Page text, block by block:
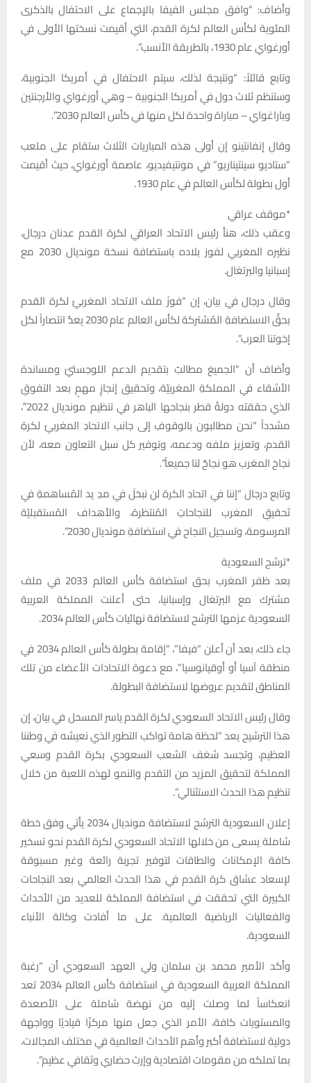
وأضاف: “وافق مجلس الفيفا بالإجماع على الاحتفال بالذكرى
المئوية لكأس العالم لكرة القدم، التي أقيمت نسختها الأولى في
أورغواي عام 1930، بالطريقة الأنسب”.
وتابع قائلاً: “ونتيجة لذلك، سيتم الاحتفال في أمريكا الجنوبية،
وستنظم ثلاث دول في أمريكا الجنوبية – وهي أورغواي والأرجنتين
وباراغواي – مباراة واحدة لكل منها في كأس العالم 2030”.
وقال إنفانتينو إن أولى هذه المباريات الثلاث ستقام على ملعب
“ستاديو سينتيناريو” في مونتيفيديو، عاصمة أورغواي، حيث أقيمت
أول بطولة لكأس العالم في عام 1930.
*موقف عراقي
وعقب ذلك، هنأ رئيس الاتحاد العراقي لكرة القدم عدنان درجال،
نظيره المغربي لفوز بلاده باستضافة نسخة مونديال 2030 مع
إسبانيا والبرتغال.
وقال درجال في بيان، إن “فوزَ ملف الاتحاد المغربيّ لكرة القدم
بحقِّ الاستضافةِ المُشتركة ل‍كأس العالم عام 2030 يعدُّ انتصاراً لكل
إخوتنا العرب”.
وأضاف أن “الجميعَ مطالبٌ بتقديم الدعم اللوجستيّ ومساندة
الأشقاء في المملكةِ المغربيّة، وتحقيق إنجازٍ مهمٍ بعد التفوقِ
الذي حققته دولةُ قطر بنجاحها الباهر في تنظيم مونديال 2022″،
مشدداً “نحن مطالبون بالوقوفِ إلى جانب الاتحادِ المغربيّ لكرةِ
القدم، وتعزيز ملفه ودعمه، وتوفير كل سبل التعاون معه، لأن
نجاحَ المغرب هو نجاحٌ لنا جميعاً”.
وتابع درجال “إننا في اتحادِ الكرة لن نبخلَ في مدِ يد المُساهمةِ في
تَحقيقِ المغرب للنجاحاتِ المُنتظرة، والأهداف المُستقبليّة
المرسومة، وتسجيل النجاح في استضافةِ مونديال 2030”.
*ترشح السعودية
بعد ظفر المغرب بحق استضافة كأس العالم 2033 في ملف
مشترك مع البرتغال وإسبانيا، حتى أعلنت المملكة العربية
السعودية عزمها الترشح لاستضافة نهائيات كأس العالم 2034.
جاء ذلك، بعد أن أعلن “فيفا”، “إقامة بطولة كأس العالم 2034 في
منطقة آسيا أو أوقيانوسيا”، مع دعوة الاتحادات الأعضاء من تلك
المناطق لتقديم عروضها لاستضافة البطولة.
وقال رئيس الاتحاد السعودي لكرة القدم ياسر المسحل في بيان، إن
هذا الترشيح يعد “لحظة هامة تواكب التطور الذي نعيشه في وطننا
العظيم، وتجسد شغف الشعب السعودي بكرة القدم وسعي
المملكة لتحقيق المزيد من التقدم والنمو لهذه اللعبة من خلال
تنظيم هذا الحدث الاستثنائي”.
إعلان السعودية الترشح لاستضافة مونديال 2034 يأتي وفق خطة
شاملة يسعى من خلالها الاتحاد السعودي لكرة القدم نحو تسخير
كافة الإمكانات والطاقات لتوفير تجربة رائعة وغير مسبوقة
لإسعاد عشاق كرة القدم في هذا الحدث العالمي بعد النجاحات
الكبيرة التي تحققت في استضافة المملكة للعديد من الأحداث
والفعاليات الرياضية العالمية. على ما أفادت وكالة الأنباء
السعودية.
وأكد الأمير محمد بن سلمان ولي العهد السعودي أن “رغبة
المملكة العربية السعودية في استضافة كأس العالم 2034 تعد
انعكاساً لما وصلت إليه من نهضة شاملة على الأصعدة
والمستويات كافة، الأمر الذي جعل منها مركزًا قياديًا وواجهة
دولية لاستضافة أكبر وأهم الأحداث العالمية في مختلف المجالات،
بما تملكه من مقومات اقتصادية وإرث حضاري وثقافي عظيم”.